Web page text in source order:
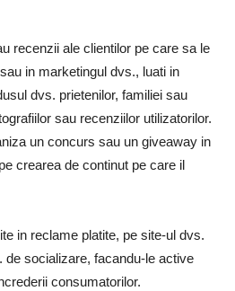
recenzii ale clientilor pe care sa le
in marketingul dvs., luati in
dvs. prietenilor, familiei sau
sau recenziilor utilizatorilor.
un concurs sau un giveaway in
crearea de continut pe care il
in reclame platite, pe site-ul dvs.
de socializare, facandu-le active
consumatorilor.